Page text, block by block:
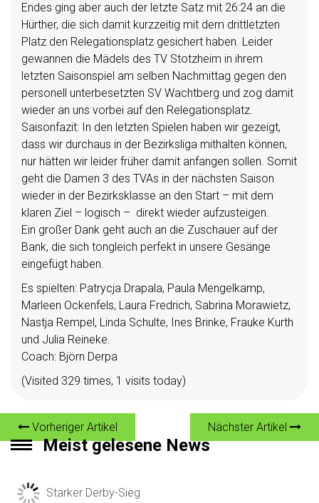
Endes ging aber auch der letzte Satz mit 26:24 an die
Hürther, die sich damit kurzzeitig mit dem drittletzten
Platz den Relegationsplatz gesichert haben. Leider
gewannen die Mädels des TV Stotzheim in ihrem
letzten Saisonspiel am selben Nachmittag gegen den
personell unterbesetzten SV Wachtberg und zog damit
wieder an uns vorbei auf den Relegationsplatz.
Saisonfazit: In den letzten Spielen haben wir gezeigt,
dass wir durchaus in der Bezirksliga mithalten können,
nur hätten wir leider früher damit anfangen sollen. Somit
geht die Damen 3 des TVAs in der nächsten Saison
wieder in der Bezirksklasse an den Start – mit dem
klaren Ziel – logisch – direkt wieder aufzusteigen.
Ein großer Dank geht auch an die Zuschauer auf der
Bank, die sich tongleich perfekt in unsere Gesänge
eingefügt haben.
Es spielten: Patrycja Drapala, Paula Mengelkamp,
Marleen Ockenfels, Laura Fredrich, Sabrina Morawietz,
Nastja Rempel, Linda Schulte, Ines Brinke, Frauke Kurth
und Julia Reineke.
Coach: Björn Derpa
(Visited 329 times, 1 visits today)
Vorheriger Artikel Nächster Artikel
Meist gelesene News
Starker Derby-Sieg